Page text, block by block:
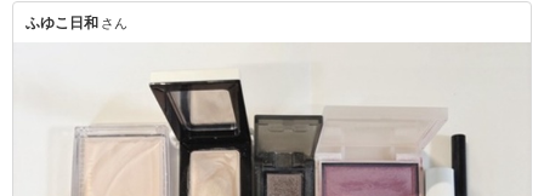
ふゆこ日和 さん